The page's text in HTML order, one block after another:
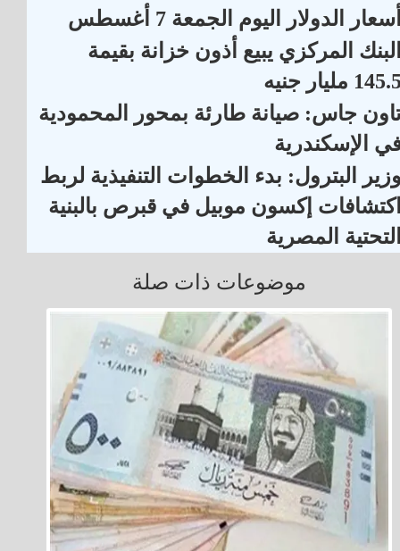
الدولار اليوم الجمعة 7 أغسطس
المركزي يبيع أذون خزانة بقيمة
مليار جنيه
جاس: صيانة طارئة بمحور المحمودية
الإسكندرية
البترول: بدء الخطوات التنفيذية لربط
إكسون موبيل في قبرص بالبنية
المصرية
موضوعات ذات صلة